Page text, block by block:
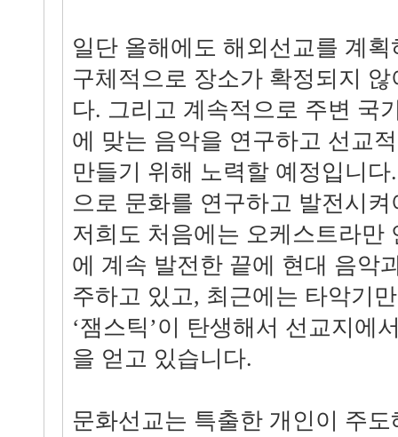
일단 올해에도 해외선교를 계
구체적으로 장소가 확정되지
다. 그리고 계속적으로 주변 국
에 맞는 음악을 연구하고 선교
만들기 위해 노력할 예정입니
으로 문화를 연구하고 발전시
저희도 처음에는 오케스트라만
에 계속 발전한 끝에 현대 음악
주하고 있고, 최근에는 타악기
‘잼스틱’이 탄생해서 선교지에
을 얻고 있습니다.
문화선교는 특출한 개인이 주